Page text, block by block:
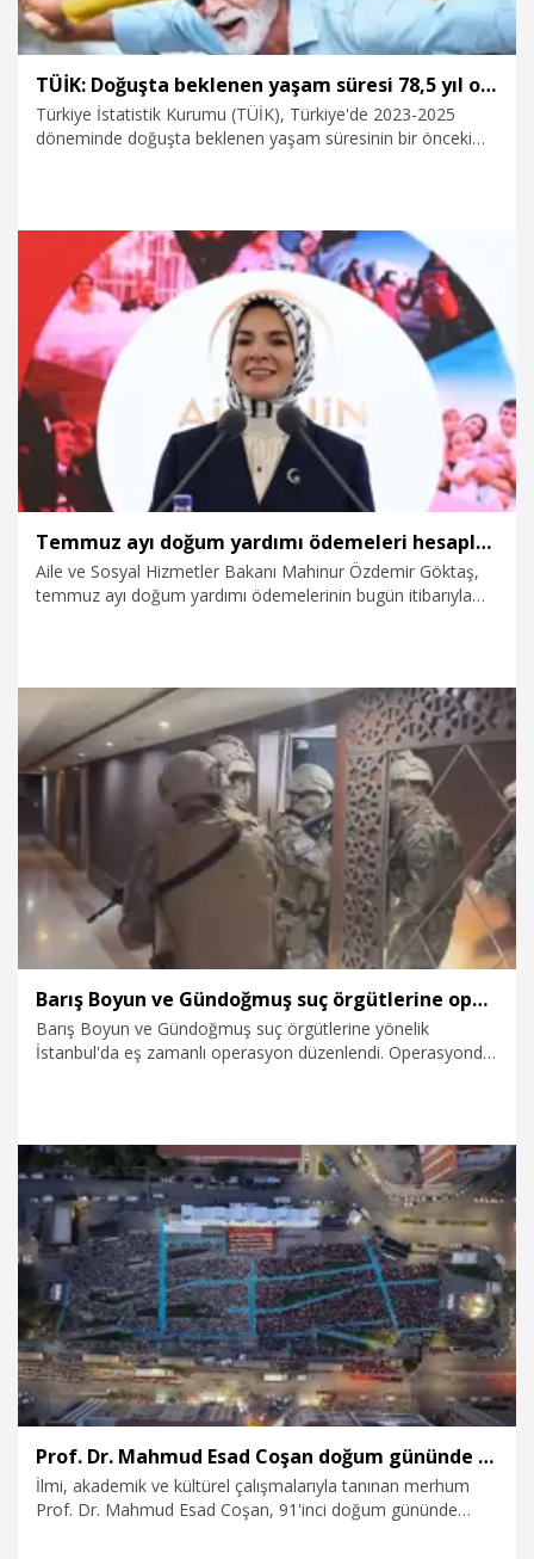
TÜİK: Doğuşta beklenen yaşam süresi 78,5 yıl oldu
Türkiye İstatistik Kurumu (TÜİK), Türkiye'de 2023-2025
döneminde doğuşta beklenen yaşam süresinin bir önceki
29.07.2026
Temmuz ayı doğum yardımı ödemeleri hesaplara yatırıldı
Aile ve Sosyal Hizmetler Bakanı Mahinur Özdemir Göktaş,
temmuz ayı doğum yardımı ödemelerinin bugün itibarıyla
29.07.2026 Gündem
Barış Boyun ve Gündoğmuş suç örgütlerine operasyon: 14 gözaltı
Barış Boyun ve Gündoğmuş suç örgütlerine yönelik
İstanbul'da eş zamanlı operasyon düzenlendi. Operasyonda
28.07.2026 Gündem
Prof. Dr. Mahmud Esad Coşan doğum gününde Elazığ'da anıldı
İlmi, akademik ve kültürel çalışmalarıyla tanınan merhum
Prof. Dr. Mahmud Esad Coşan, 91'inci doğum gününde